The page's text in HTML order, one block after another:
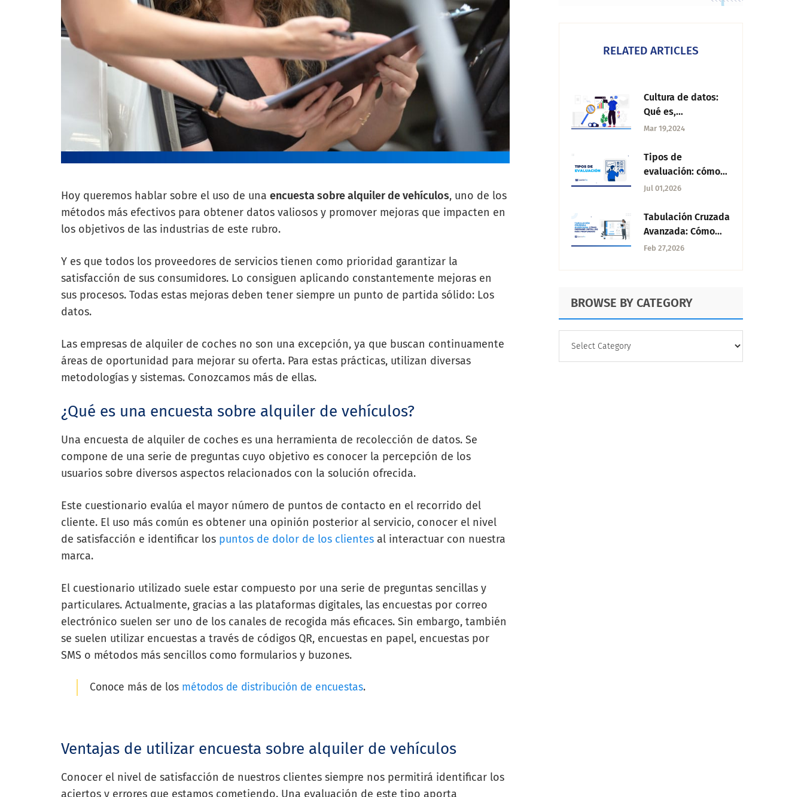
Hoy queremos hablar sobre el uso de una encuesta sobre alquiler de vehículos, uno de los
métodos más efectivos para obtener datos valiosos y promover mejoras que impacten en
los objetivos de las industrias de este rubro.
Y es que todos los proveedores de servicios tienen como prioridad garantizar la
satisfacción de sus consumidores. Lo consiguen aplicando constantemente mejoras en
sus procesos. Todas estas mejoras deben tener siempre un punto de partida sólido: Los
datos.
Las empresas de alquiler de coches no son una excepción, ya que buscan continuamente
áreas de oportunidad para mejorar su oferta. Para estas prácticas, utilizan diversas
metodologías y sistemas. Conozcamos más de ellas.
¿Qué es una encuesta sobre alquiler de vehículos?
Una encuesta de alquiler de coches es una herramienta de recolección de datos. Se
compone de una serie de preguntas cuyo objetivo es conocer la percepción de los
usuarios sobre diversos aspectos relacionados con la solución ofrecida.
Este cuestionario evalúa el mayor número de puntos de contacto en el recorrido del
cliente. El uso más común es obtener una opinión posterior al servicio, conocer el nivel
de satisfacción e identificar los puntos de dolor de los clientes al interactuar con nuestra
marca.
El cuestionario utilizado suele estar compuesto por una serie de preguntas sencillas y
particulares. Actualmente, gracias a las plataformas digitales, las encuestas por correo
electrónico suelen ser uno de los canales de recogida más eficaces. Sin embargo, también
se suelen utilizar encuestas a través de códigos QR, encuestas en papel, encuestas por
SMS o métodos más sencillos como formularios y buzones.
Conoce más de los métodos de distribución de encuestas.
Ventajas de utilizar encuesta sobre alquiler de vehículos
Conocer el nivel de satisfacción de nuestros clientes siempre nos permitirá identificar los
aciertos y errores que estamos cometiendo. Una evaluación de este tipo aporta
RELATED ARTICLES
Cultura de datos:
Qué es,
importancia y
Mar 19,2024
Tipos de
evaluación: cómo
clasificarlos y cuál
organización
Jul 01,2026
Tabulación Cruzada
Avanzada: Cómo
obtener hallazgos
Feb 27,2026
BROWSE BY CATEGORY
CATEGORY